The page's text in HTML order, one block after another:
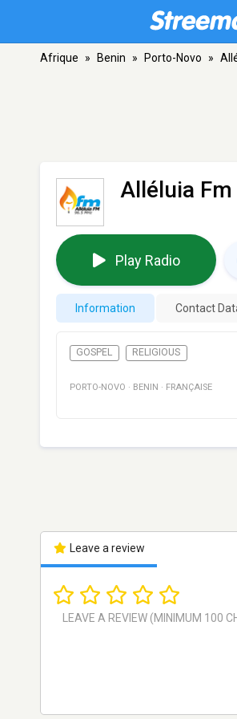
Afrique » Benin » Porto-Novo »
Alléluia
Play Radio
Information Contact
GOSPEL RELIGIOUS
PORTO-NOVO · BENIN · FRANÇAISE
Leave a review